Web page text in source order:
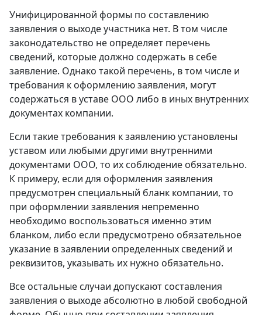
Унифицированной формы по составлению
заявления o выходе участника нет. В том числе
законодательство не определяет перечень
сведений, которые должно содержать в себе
заявление. Однако такой перечень, в том числе и
требования к оформлению заявления, могут
содержаться в уставе OOO либо в иных внутренних
документах компании.
Если такие требования к заявлению установлены
уставом или любыми другими внутренними
документами ООО, то их соблюдение обязательно.
К примеру, если для оформления заявления
предусмотрен специальный бланк компании, то
при оформлении заявления непременно
необходимо воспользоваться именно этим
бланком, либо если предусмотрено обязательное
указание в заявлении определенных сведений и
реквизитов, указывать их нужно обязательно.
Все остальные случаи допускают составления
заявления о выходе абсолютно в любой свободной